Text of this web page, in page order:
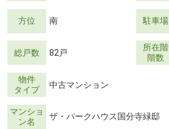
方位 南 駐車場
総戸数 82戸
所在階
階数
物件
タイプ
中古マンション
マンショ
ン名
ザ・パークハウス国分寺緑邸